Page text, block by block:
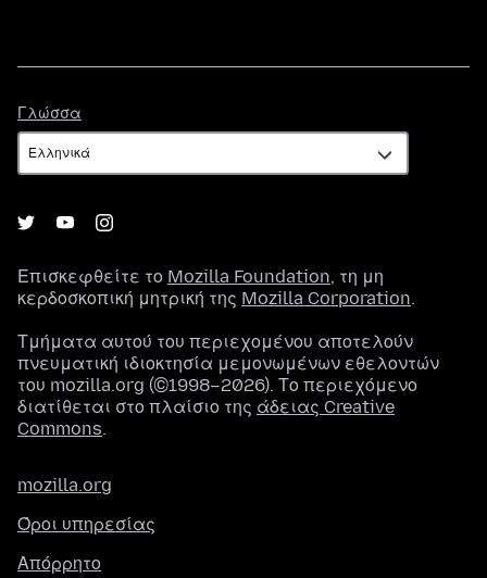
Γλώσσα
Επισκεφθείτε το Mozilla Foundation, τη μη
κερδοσκοπική μητρική της Mozilla Corporation.
Τμήματα αυτού του περιεχομένου αποτελούν
πνευματική ιδιοκτησία μεμονωμένων εθελοντών
του mozilla.org (©1998–2026). Το περιεχόμενο
διατίθεται στο πλαίσιο της άδειας Creative
Commons.
mozilla.org
Όροι υπηρεσίας
Απόρρητο